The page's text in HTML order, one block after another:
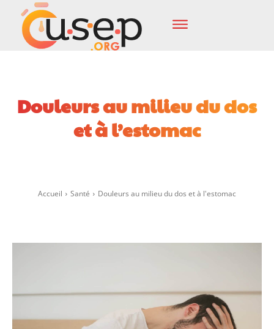
Douleurs au milieu du dos
et à l’estomac
Accueil Santé Douleurs au milieu du dos et à l'estomac